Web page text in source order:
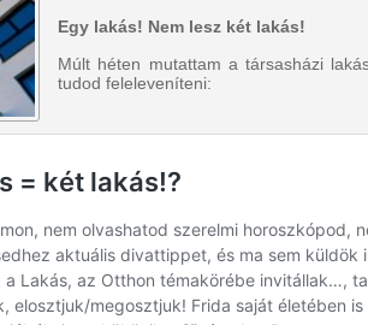
Egy lakás! Nem lesz két lakás!
Múlt héten mutattam a társasházi
tudod feleleveníteni: